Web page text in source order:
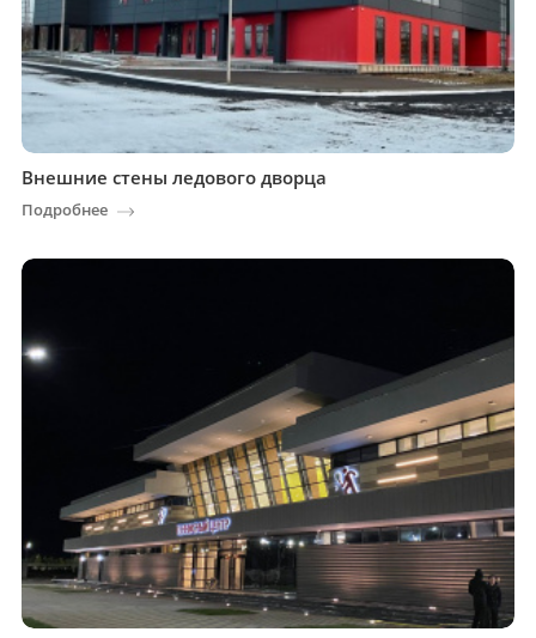
Внешние стены ледового дворца
Подробнее